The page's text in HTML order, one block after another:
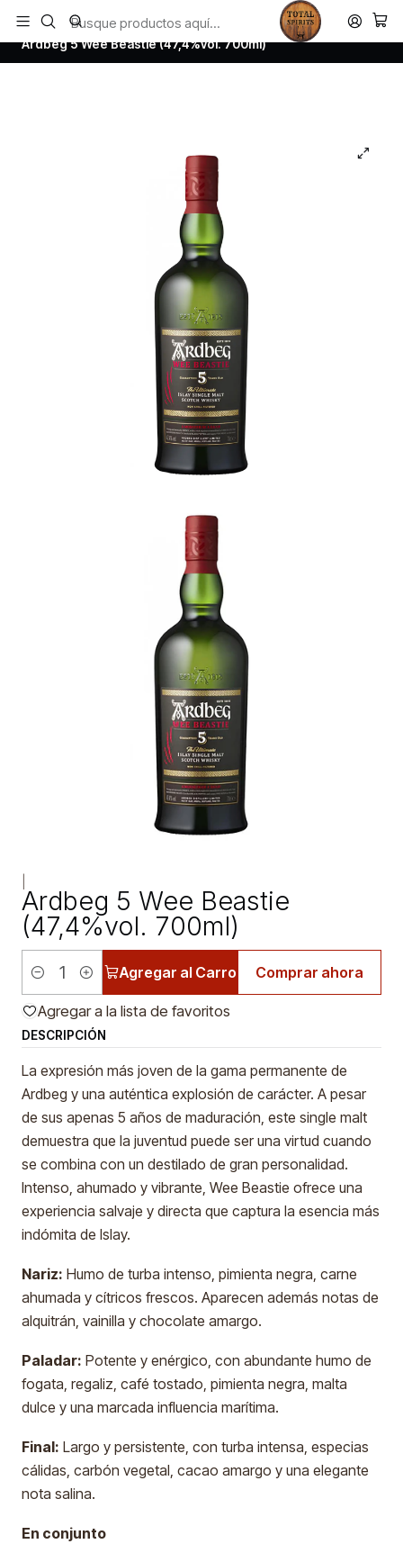
Todos los productos estan en stock. Despachamos a todo Chile.
Inicio Whisky
Scotch Whisky Islay
Ardbeg 5 Wee Beastie (47,4%vol. 700ml)
Ardbeg 5 Wee Beastie
(47,4%vol. 700ml)
Cantidad
Agregar al Carro Comprar ahora
Agregar a la lista de favoritos
DESCRIPCIÓN
La expresión más joven de la gama permanente de
Ardbeg y una auténtica explosión de carácter. A pesar
de sus apenas 5 años de maduración, este single malt
demuestra que la juventud puede ser una virtud cuando
se combina con un destilado de gran personalidad.
Intenso, ahumado y vibrante, Wee Beastie ofrece una
experiencia salvaje y directa que captura la esencia más
indómita de Islay.
Nariz: Humo de turba intenso, pimienta negra, carne
ahumada y cítricos frescos. Aparecen además notas de
alquitrán, vainilla y chocolate amargo.
Paladar: Potente y enérgico, con abundante humo de
fogata, regaliz, café tostado, pimienta negra, malta
dulce y una marcada influencia marítima.
Final: Largo y persistente, con turba intensa, especias
cálidas, carbón vegetal, cacao amargo y una elegante
nota salina.
En conjunto